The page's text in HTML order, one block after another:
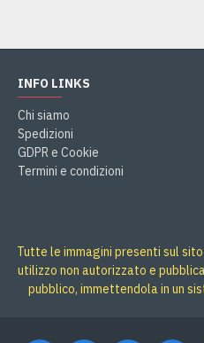
INFO LINKS
Chi siamo
Spedizioni
GDPR e Cookie
Termini e condizioni
Tutte le immagini presenti sul
utilizzo non autorizzato e
pubblico, immettendola in un